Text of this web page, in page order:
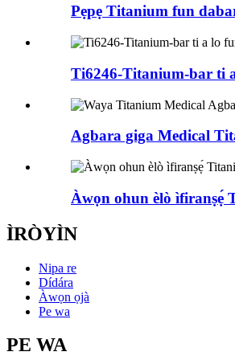
Pẹpẹ Titanium fun
Ti6246-Titanium-bar ti
Agbara giga Medical
Àwọn ohun èlò ìfiranṣẹ́
ÌRÒYÌN
Nipa re
Dídára
Àwọn ọjà
Pe wa
PE WA